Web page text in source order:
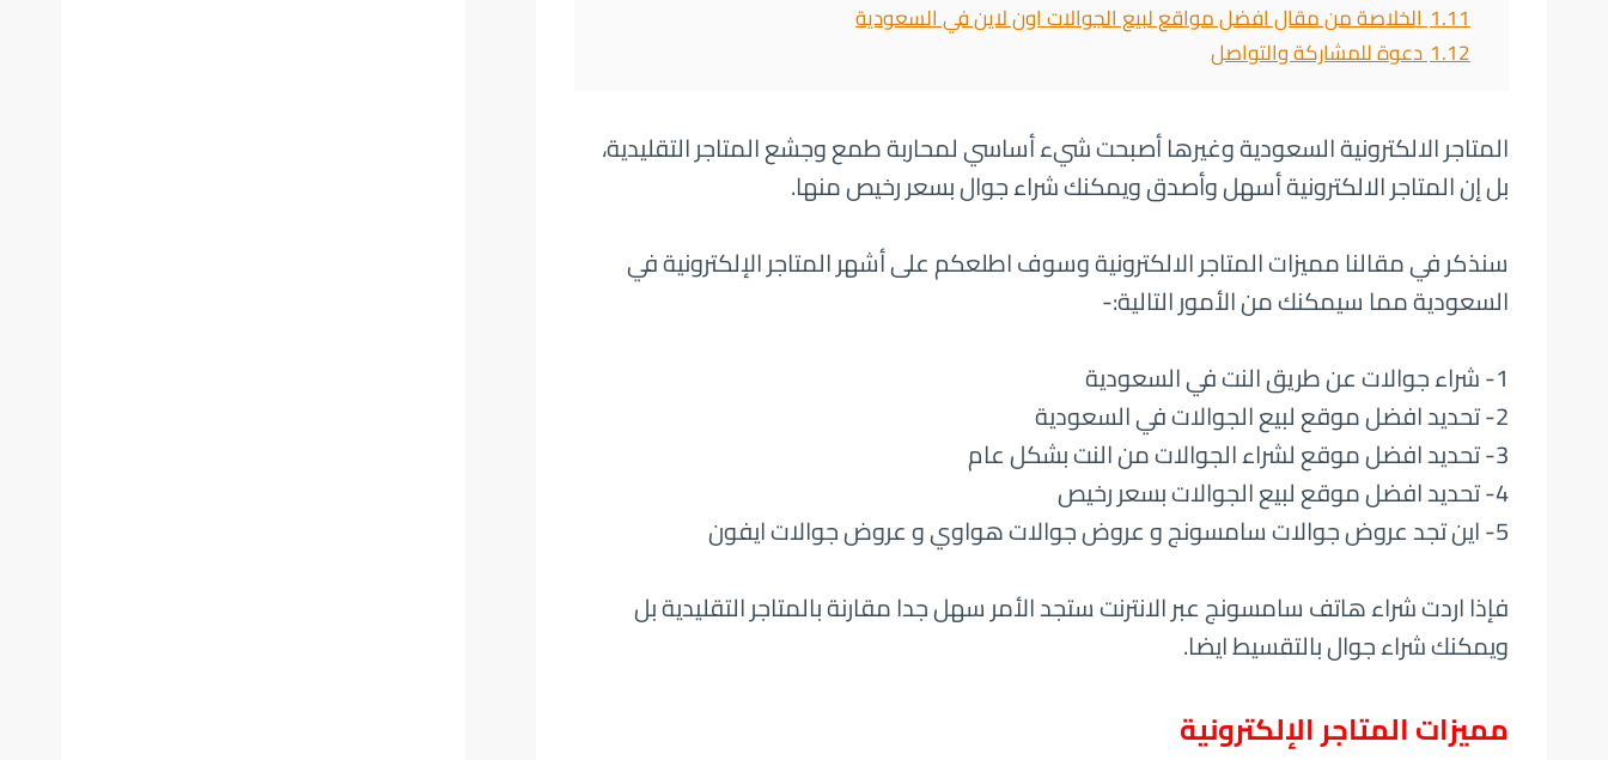
1.11الخلاصة من مقال افضل مواقع لبيع الجوالات اون لاين في السعودية
1.12دعوة للمشاركة والتواصل
المتاجر الالكترونية السعودية وغيرها أصبحت شيء أساسي لمحاربة طمع وجشع المتاجر التقليدية،
بل إن المتاجر الالكترونية أسهل وأصدق ويمكنك شراء جوال بسعر رخيص منها.
سنذكر في مقالنا مميزات المتاجر الالكترونية وسوف اطلعكم على أشهر المتاجر الإلكترونية في
السعودية مما سيمكنك من الأمور التالية:-
1- شراء جوالات عن طريق النت في السعودية
2- تحديد افضل موقع لبيع الجوالات في السعودية
3- تحديد افضل موقع لشراء الجوالات من النت بشكل عام
4- تحديد افضل موقع لبيع الجوالات بسعر رخيص
5- اين تجد عروض جوالات سامسونج و عروض جوالات هواوي و عروض جوالات ايفون
فإذا اردت شراء هاتف سامسونج عبر الانترنت ستجد الأمر سهل جدا مقارنة بالمتاجر التقليدية بل
ويمكنك شراء جوال بالتقسيط ايضا.
مميزات المتاجر الإلكترونية